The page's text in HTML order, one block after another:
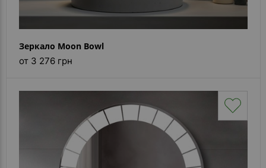
Зеркало Moon Bowl
от 3 276 грн